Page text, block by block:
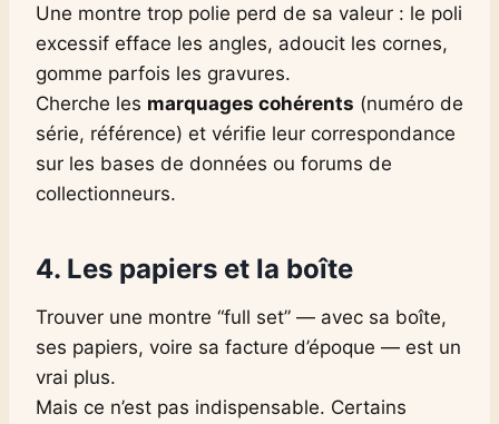
Une montre trop polie perd de sa valeur : le poli
excessif efface les angles, adoucit les cornes,
gomme parfois les gravures.
Cherche les marquages cohérents (numéro de
série, référence) et vérifie leur correspondance
sur les bases de données ou forums de
collectionneurs.
4. Les papiers et la boîte
Trouver une montre “full set” — avec sa boîte,
ses papiers, voire sa facture d’époque — est un
vrai plus.
Mais ce n’est pas indispensable. Certains